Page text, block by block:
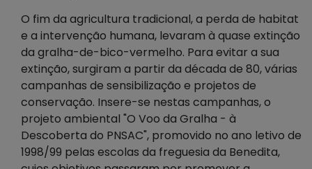
O fim da agricultura tradicional, a perda de habitat
e a intervenção humana, levaram à quase extinção
da gralha-de-bico-vermelho. Para evitar a sua
extinção, surgiram a partir da década de 80, várias
campanhas de sensibilização e projetos de
conservação. Insere-se nestas campanhas, o
projeto ambiental "O Voo da Gralha - à
Descoberta do PNSAC", promovido no ano letivo de
1998/99 pelas escolas da freguesia da Benedita,